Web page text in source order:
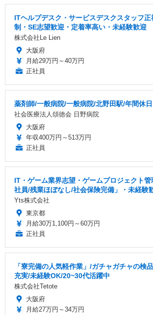
ITヘルプデスク・サービスデスクスタッフ正
制・SE志望歓迎・定着率高い・未経験歓迎
株式会社Le Lien
大阪府
月給29万円～40万円
正社員
薬剤師/一般病院/一般病院/北野田駅/年間休
社会医療法人頌徳会 日野病院
大阪府
年収400万円～513万円
正社員
IT・ゲーム業界志望・ゲームプロジェクト
社員/残業ほぼなし/社会保険完備」・未経験
Yts株式会社
東京都
月給30万1,100円～60万円
正社員
「寮完備の人気軽作業」/ガチャガチャの検
充実/未経験OK/20~30代活躍中
株式会社Tetote
大阪府
月給27万円～34万円